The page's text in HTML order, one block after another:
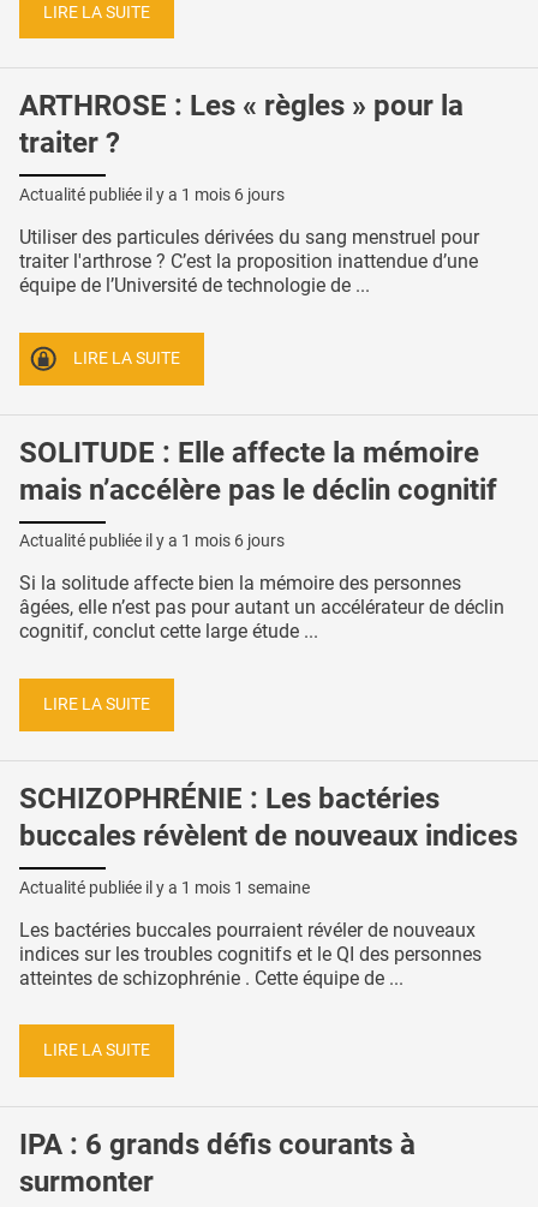
LIRE LA SUITE
ARTHROSE : Les « règles » pour la
traiter ?
Actualité publiée il y a 1 mois 6 jours
Utiliser des particules dérivées du sang menstruel pour
traiter l'arthrose ? C’est la proposition inattendue d’une
équipe de l’Université de technologie de ...
LIRE LA SUITE
SOLITUDE : Elle affecte la mémoire
mais n’accélère pas le déclin cognitif
Actualité publiée il y a 1 mois 6 jours
Si la solitude affecte bien la mémoire des personnes
âgées, elle n’est pas pour autant un accélérateur de déclin
cognitif, conclut cette large étude ...
LIRE LA SUITE
SCHIZOPHRÉNIE : Les bactéries
buccales révèlent de nouveaux indices
Actualité publiée il y a 1 mois 1 semaine
Les bactéries buccales pourraient révéler de nouveaux
indices sur les troubles cognitifs et le QI des personnes
atteintes de schizophrénie . Cette équipe de ...
LIRE LA SUITE
IPA : 6 grands défis courants à
surmonter